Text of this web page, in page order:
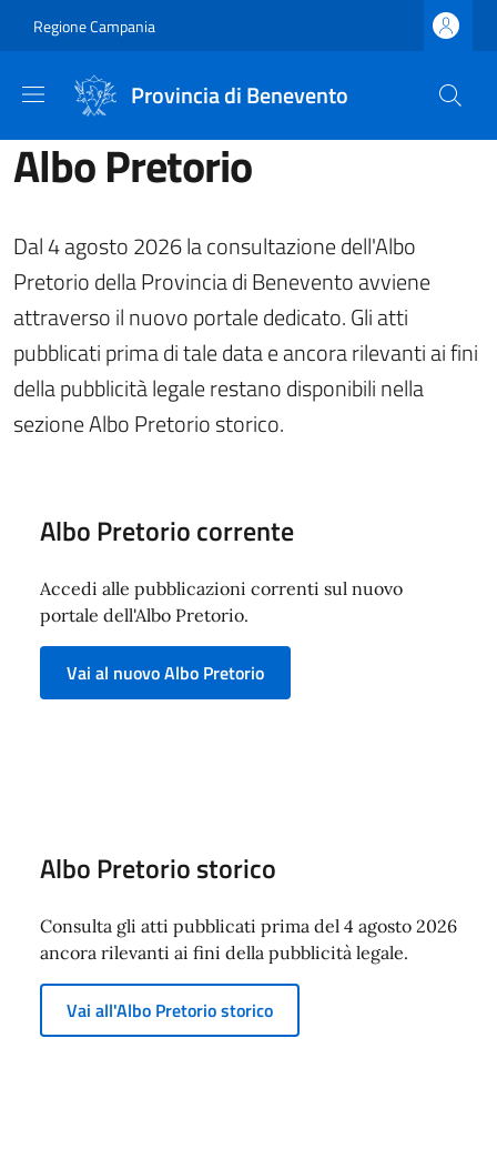
Regione Campania
Provincia di Benevento
Albo Pretorio
Dal 4 agosto 2026 la consultazione dell'Albo
Pretorio della Provincia di Benevento avviene
attraverso il nuovo portale dedicato. Gli atti
pubblicati prima di tale data e ancora rilevanti ai fini
della pubblicità legale restano disponibili nella
sezione Albo Pretorio storico.
Albo Pretorio corrente
Accedi alle pubblicazioni correnti sul nuovo
portale dell'Albo Pretorio.
Vai al nuovo Albo Pretorio
Albo Pretorio storico
Consulta gli atti pubblicati prima del 4 agosto 2026
ancora rilevanti ai fini della pubblicità legale.
Vai all'Albo Pretorio storico